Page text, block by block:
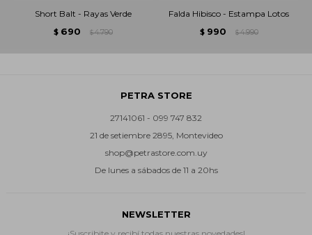
Short Balt - Rayas Verde
$ 690 $ 4.790
Falda Hibisco - Estampa Lotos
$ 990 $ 4.990
PETRA STORE
27141061 - 099 747 832
21 de setiembre 2895, Montevideo
shop@petrastore.com.uy
De lunes a sábados de 11 a 20hs
NEWSLETTER